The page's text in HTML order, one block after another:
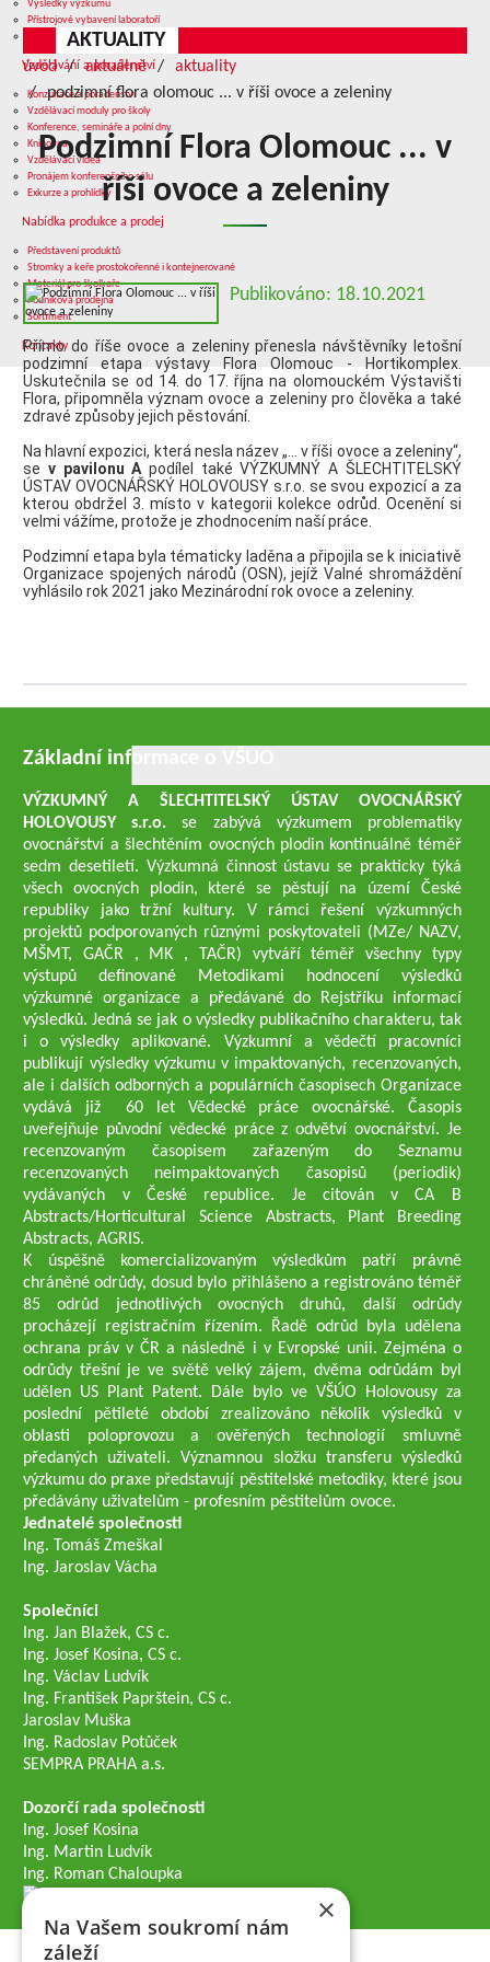
Výsledky výzkumu
Přístrojové vybavení laboratoří
Služby v oblasti výzkumu
Vzdělávání a poradenství
Konzultace a poradenství
Vzdělávací moduly pro školy
Konference, semináře a polní dny
Knihovna
Vzdělávací videa
Pronájem konferenčního sálu
Exkurze a prohlídky
Nabídka produkce a prodej
Představení produktů
Stromky a keře prostokořenné i kontejnerované
Materiál pro školkaře
Podniková prodejna
Sortiment
Kontakty
AKTUALITY
úvod aktuálně
aktuality
podzimní flora olomouc ... v říši ovoce a zeleniny
Podzimní Flora Olomouc ... v
říši ovoce a zeleniny
Publikováno: 18.10.2021
Přímo do říše ovoce a zeleniny přenesla návštěvníky letošní
podzimní etapa výstavy Flora Olomouc - Hortikomplex.
Uskutečnila se od 14. do 17. října na olomouckém Výstavišti
Flora, připomněla význam ovoce a zeleniny pro člověka a také
zdravé způsoby jejich pěstování.
Na hlavní expozici, která nesla název „… v říši ovoce a zeleniny“,
se v pavilonu A podílel také VÝZKUMNÝ A ŠLECHTITELSKÝ
ÚSTAV OVOCNÁŘSKÝ HOLOVOUSY s.r.o. se svou expozicí a za
kterou obdržel 3. místo v kategorii kolekce odrůd. Ocenění si
velmi vážíme, protože je zhodnocením naší práce.
Podzimní etapa byla tématicky laděna a připojila se k iniciativě
Organizace spojených národů (OSN), jejíž Valné shromáždění
vyhlásilo rok 2021 jako Mezinárodní rok ovoce a zeleniny.
Základní informace o VŠUO
VÝZKUMNÝ A ŠLECHTITELSKÝ ÚSTAV OVOCNÁŘSKÝ
HOLOVOUSY s.r.o.se zabývá výzkumem problematiky
ovocnářství a šlechtěním ovocných plodin kontinuálně téměř
sedm desetiletí. Výzkumná činnost ústavu se prakticky týká
všech ovocných plodin, které se pěstují na území České
republiky jako tržní kultury. V rámci řešení výzkumných
projektů podporovaných různými poskytovateli (MZe/ NAZV,
MŠMT, GAČR , MK , TAČR) vytváří téměř všechny typy
výstupů definované Metodikami hodnocení výsledků
výzkumné organizace a předávané do Rejstříku informací
výsledků. Jedná se jak o výsledky publikačního charakteru, tak
i o výsledky aplikované. Výzkumní a vědečtí pracovníci
publikují výsledky výzkumu v impaktovaných, recenzovaných,
ale i dalších odborných a populárních časopisech Organizace
vydává již 60 let Vědecké práce ovocnářské. Časopis
uveřejňuje původní vědecké práce z odvětví ovocnářství. Je
recenzovaným časopisem zařazeným do Seznamu
recenzovaných neimpaktovaných časopisů (periodik)
vydávaných v České republice. Je citován v CA B
Abstracts/Horticultural Science Abstracts, Plant Breeding
Abstracts, AGRIS.
K úspěšně komercializovaným výsledkům patří právně
chráněné odrůdy, dosud bylo přihlášeno a registrováno téměř
85 odrůd jednotlivých ovocných druhů, další odrůdy
procházejí registračním řízením. Řadě odrůd byla udělena
ochrana práv v ČR a následně i v Evropské unii. Zejména o
odrůdy třešní je ve světě velký zájem, dvěma odrůdám byl
udělen US Plant Patent. Dále bylo ve VŠÚO Holovousy za
poslední pětileté období zrealizováno několik výsledků v
oblasti poloprovozu a ověřených technologií smluvně
předaných uživateli. Významnou složku transferu výsledků
výzkumu do praxe představují pěstitelské metodiky, které jsou
předávány uživatelům - profesním pěstitelům ovoce.
Jednatelé společnosti
Ing. Tomáš Zmeškal
Ing. Jaroslav Vácha
Společníci
Ing. Jan Blažek, CS c.
Ing. Josef Kosina, CS c.
Ing. Václav Ludvík
Ing. František Paprštein, CS c.
Jaroslav Muška
Ing. Radoslav Potůček
SEMPRA PRAHA a.s.
Dozorčí rada společnosti
Ing. Josef Kosina
Ing. Martin Ludvík
Ing. Roman Chaloupka
×
Na Vašem soukromí nám
záleží